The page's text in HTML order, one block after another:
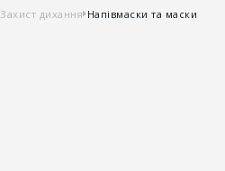
Захист дихання Напівмаски та маски